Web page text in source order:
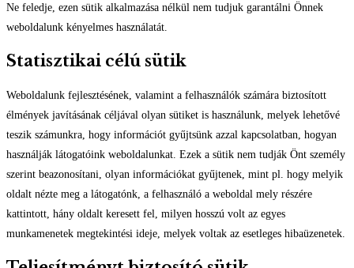
Ne feledje, ezen sütik alkalmazása nélkül nem tudjuk garantálni Önnek
weboldalunk kényelmes használatát.
Statisztikai célú sütik
Weboldalunk fejlesztésének, valamint a felhasználók számára biztosított
élmények javításának céljával olyan sütiket is használunk, melyek lehetővé
teszik számunkra, hogy információt gyűjtsünk azzal kapcsolatban, hogyan
használják látogatóink weboldalunkat. Ezek a sütik nem tudják Önt személy
szerint beazonosítani, olyan információkat gyűjtenek, mint pl. hogy melyik
oldalt nézte meg a látogatónk, a felhasználó a weboldal mely részére
kattintott, hány oldalt keresett fel, milyen hosszú volt az egyes
munkamenetek megtekintési ideje, melyek voltak az esetleges hibaüzenetek.